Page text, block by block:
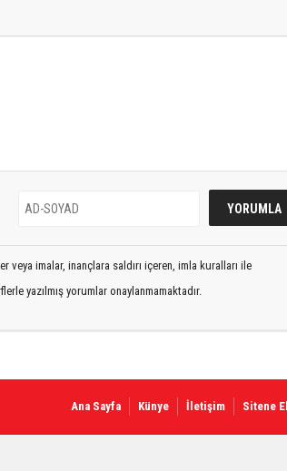
veya imalar, inançlara saldırı içeren, imla kuralları ile
yazılmış yorumlar onaylanmamaktadır.
Ana Sayfa Künye İletişim Sitene